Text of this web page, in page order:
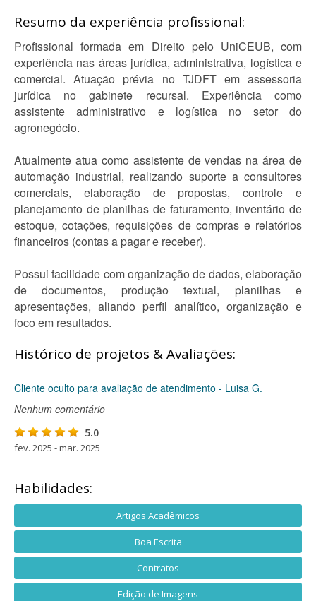
Resumo da experiência profissional:
Profissional formada em Direito pelo UniCEUB, com
experiência nas áreas jurídica, administrativa, logística e
comercial. Atuação prévia no TJDFT em assessoria
jurídica no gabinete recursal. Experiência como
assistente administrativo e logística no setor do
agronegócio.
Atualmente atua como assistente de vendas na área de
automação industrial, realizando suporte a consultores
comerciais, elaboração de propostas, controle e
planejamento de planilhas de faturamento, inventário de
estoque, cotações, requisições de compras e relatórios
financeiros (contas a pagar e receber).
Possui facilidade com organização de dados, elaboração
de documentos, produção textual, planilhas e
apresentações, aliando perfil analítico, organização e
foco em resultados.
Histórico de projetos & Avaliações:
Cliente oculto para avaliação de atendimento - Luisa G.
Nenhum comentário
5.0
fev. 2025 - mar. 2025
Habilidades:
Artigos Acadêmicos
Boa Escrita
Contratos
Edição de Imagens